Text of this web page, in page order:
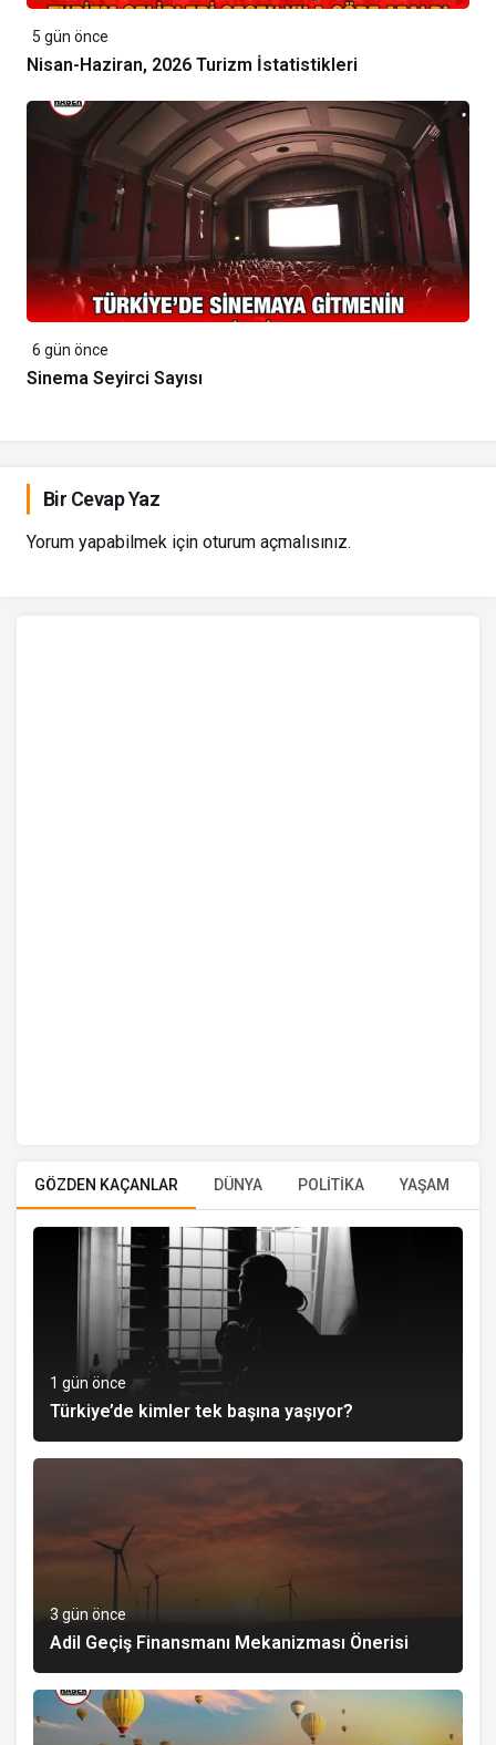
5 gün önce
Nisan-Haziran, 2026 Turizm İstatistikleri
6 gün önce
Sinema Seyirci Sayısı
Bir Cevap Yaz
Yorum yapabilmek için oturum açmalısınız.
GÖZDEN KAÇANLAR DÜNYA POLİTİKA YAŞAM
1 gün önce
Türkiye’de kimler tek başına yaşıyor?
3 gün önce
Adil Geçiş Finansmanı Mekanizması Önerisi